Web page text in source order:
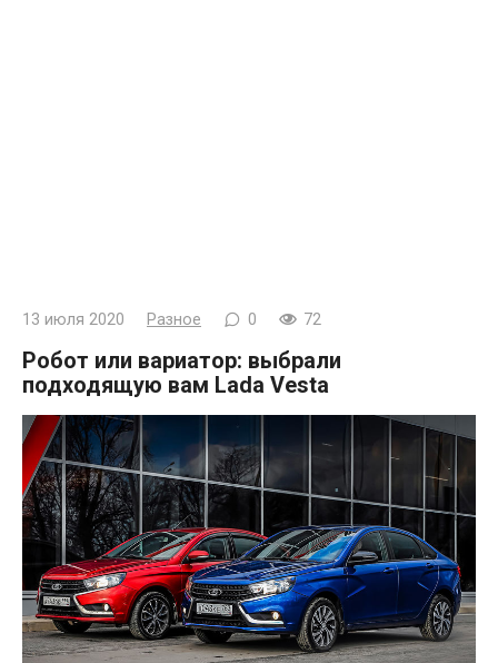
13 июля 2020 Разное 0 72
Робот или вариатор: выбрали
подходящую вам Lada Vesta